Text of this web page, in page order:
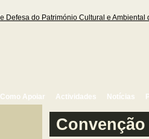
Como Apoiar Actividades Notícias